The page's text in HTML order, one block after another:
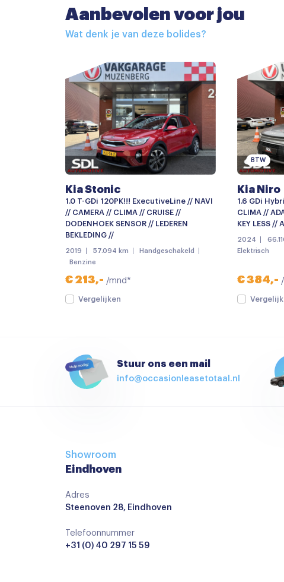
Buitenspiegels elektrisch inklapbaar
Centrale deurvergrendeling met
Dimlichten automatisch
Getint glas
Keyless entry
LED achterlichten
LED koplampen
Metaalkleur
Parkeer assistent
Parkeersensor voor
Schuif-/kanteldak
verwarmde zijspiegels
Android auto
Multimedia systeem
Navigatiesysteem
Airco met elektronische regeling
Binnenspiegel automatisch dimmend
Elektrische ramen voor
Elektrisch verstelbare stoel(en) met geheugen
Aanbevolen voor jou
Wat denk je van deze bolides?
Kia Stonic
1.0 T-GDi 120PK!!! ExecutiveLine // NAVI
// CAMERA // CLIMA // CRUISE //
DODENHOEK SENSOR // LEDEREN
BEKLEDING //
2019 57.094 km
Handgeschakeld
Benzine
€ 213,- /mnd*
Vergelijken
BTW
Kia Niro
1.6 GDi
CLIMA //
KEY LESS //
2024
Elektrisch
€ 384,-
Stuur ons een mail
info@occasionleasetotaal.nl
Showroom
Eindhoven
Adres
Steenoven 28, Eindhoven
Telefoonnummer
+31 (0) 40 297 15 59